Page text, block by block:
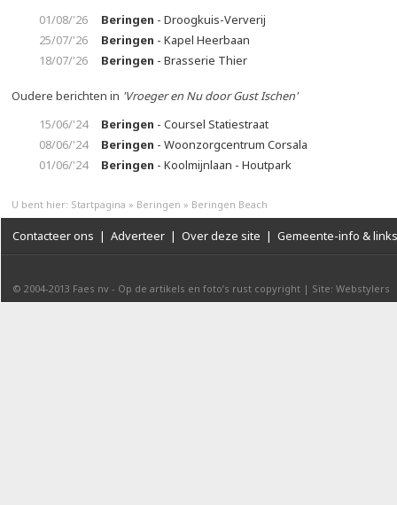
01/08/'26
Beringen - Droogkuis-Ververij
25/07/'26
Beringen - Kapel Heerbaan
18/07/'26
Beringen - Brasserie Thier
Oudere berichten in 'Vroeger en Nu door Gust Ischen'
15/06/'24
Beringen - Coursel Statiestraat
08/06/'24
Beringen - Woonzorgcentrum Corsala
01/06/'24
Beringen - Koolmijnlaan - Houtpark
U bent hier: Startpagina » Beringen » Beringen Beach
Contacteer ons | Adverteer | Over deze site | Gemeente-info & links
© 2004-2013 Faes nv - Op de artikels en foto’s rust copyright | Site: Webstylers